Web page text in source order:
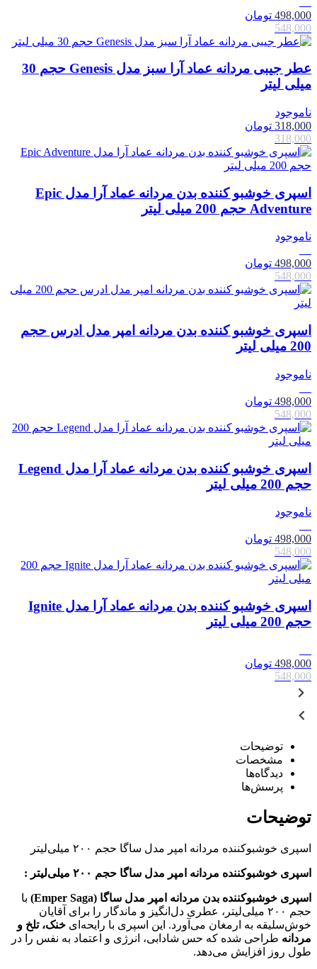
498,000 تومان
548,000
عطر جیبی مردانه عماد آرا سبز مدل Genesis حجم 30
میلی لیتر
ناموجود
318,000 تومان
318,000
اسپری خوشبو کننده بدن مردانه عماد آرا مدل Epic
Adventure حجم 200 میلی لیتر
ناموجود
498,000 تومان
548,000
اسپری خوشبو کننده بدن مردانه امپر مدل ادرس حجم
200 میلی لیتر
ناموجود
498,000 تومان
548,000
اسپری خوشبو کننده بدن مردانه عماد آرا مدل Legend
حجم 200 میلی لیتر
ناموجود
498,000 تومان
548,000
اسپری خوشبو کننده بدن مردانه عماد آرا مدل Ignite
حجم 200 میلی لیتر
498,000 تومان
548,000
توضیحات
مشخصات
دیدگاه‌ها
پرسش‌ها
توضیحات
اسپری خوشبوکننده مردانه امپر مدل ساگا حجم ۲۰۰ میلی‌لیتر
اسپری خوشبوکننده مردانه امپر مدل ساگا حجم ۲۰۰ میلی‌لیتر :
اسپری خوشبوکننده بدن مردانه امپر مدل ساگا (Emper Saga)
با
حجم ۲۰۰ میلی‌لیتر، عطری دل‌انگیز و ماندگار را برای آقایان
خوش‌سلیقه به ارمغان می‌آورد. این اسپری با رایحه‌ای خنک، تلخ و
مردانه طراحی شده که حس شادابی، انرژی و اعتماد به نفس را در
طول روز افزایش می‌دهد.